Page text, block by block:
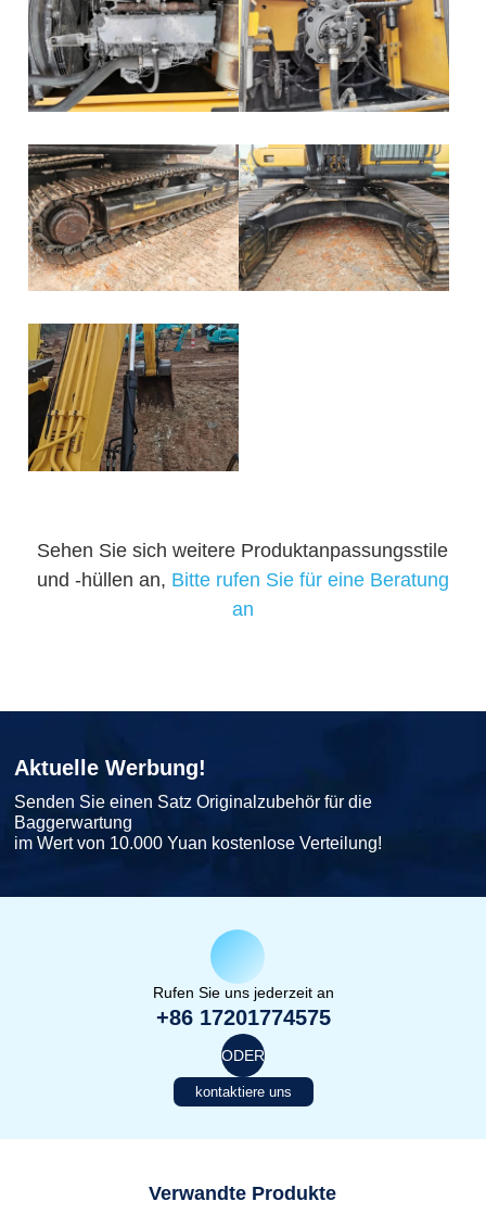
Sehen Sie sich weitere Produktanpassungsstile
und -hüllen an, Bitte rufen Sie für eine Beratung
an
Aktuelle Werbung!
Senden Sie einen Satz Originalzubehör für die
Baggerwartung
im Wert von 10.000 Yuan kostenlose Verteilung!
Rufen Sie uns jederzeit an
+86 17201774575
ODER
kontaktiere uns
Verwandte Produkte